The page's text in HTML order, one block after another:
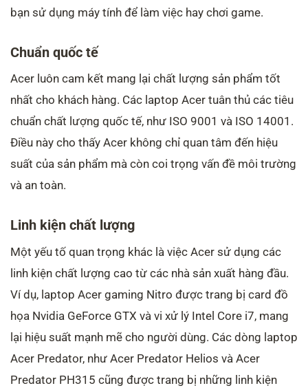
bạn sử dụng máy tính để làm việc hay chơi game.
Chuẩn quốc tế
Acer luôn cam kết mang lại chất lượng sản phẩm tốt
nhất cho khách hàng. Các laptop Acer tuân thủ các tiêu
chuẩn chất lượng quốc tế, như ISO 9001 và ISO 14001.
Điều này cho thấy Acer không chỉ quan tâm đến hiệu
suất của sản phẩm mà còn coi trọng vấn đề môi trường
và an toàn.
Linh kiện chất lượng
Một yếu tố quan trọng khác là việc Acer sử dụng các
linh kiện chất lượng cao từ các nhà sản xuất hàng đầu.
Ví dụ, laptop Acer gaming Nitro được trang bị card đồ
họa Nvidia GeForce GTX và vi xử lý Intel Core i7, mang
lại hiệu suất mạnh mẽ cho người dùng. Các dòng laptop
Acer Predator, như Acer Predator Helios và Acer
Predator PH315 cũng được trang bị những linh kiện